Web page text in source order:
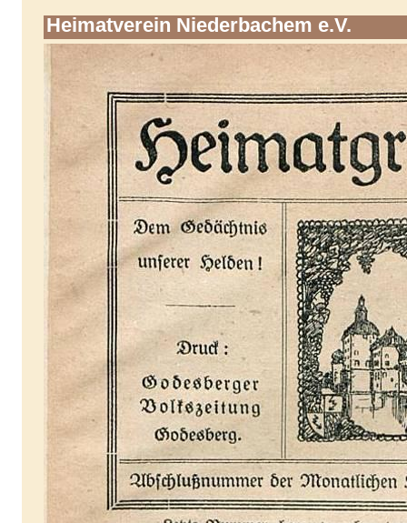
Heimatverein Niederbachem e.V.